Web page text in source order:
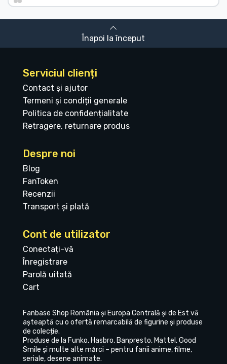
Înapoi la început
Serviciul clienți
Contact și ajutor
Termeni și condiții generale
Politica de confidențialitate
Retragere, returnare produs
Despre noi
Blog
FanToken
Recenzii
Transport și plată
Cont de utilizator
Conectați-vă
Înregistrare
Parolă uitată
Cart
Fanbase Shop România și Europa Centrală și de Est vă
așteaptă cu o ofertă remarcabilă de figurine și produse
de colecție.
Produse de la Funko, Hasbro, Banpresto, Mattel, Good
Smile și multe alte mărci – pentru fanii anime, filme,
seriale, desene animate.